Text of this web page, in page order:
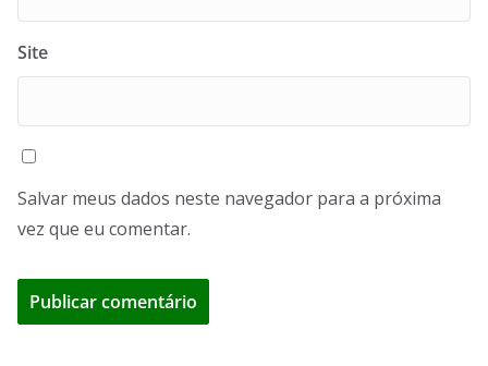
Site
Salvar meus dados neste navegador para a próxima
vez que eu comentar.